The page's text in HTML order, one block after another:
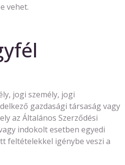
vehet.
jogi személy, jogi
gazdasági társaság vagy
az Általános Szerződési
indokolt esetben egyedi
feltételekkel igénybe veszi a